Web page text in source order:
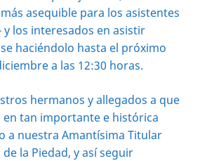
asequible para los asistentes
y los interesados en asistir
haciéndolo hasta el próximo
a las 12:30 horas.
hermanos y allegados a que
en tan importante e histórica
a nuestra Amantísima Titular
la Piedad, y así seguir